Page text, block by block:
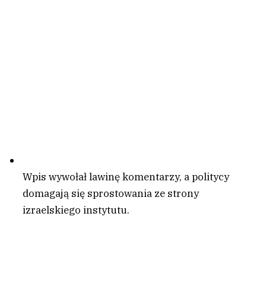
Wpis wywołał lawinę komentarzy, a politycy
domagają się sprostowania ze strony
izraelskiego instytutu.